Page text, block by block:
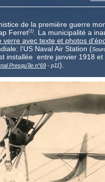
de la première guerre
Ferret(1)
. La municipalité a
verre avec texte et photos
l'US Naval Air Station (
installée entre janvier 1918
Presqu'île n°69 - p11).